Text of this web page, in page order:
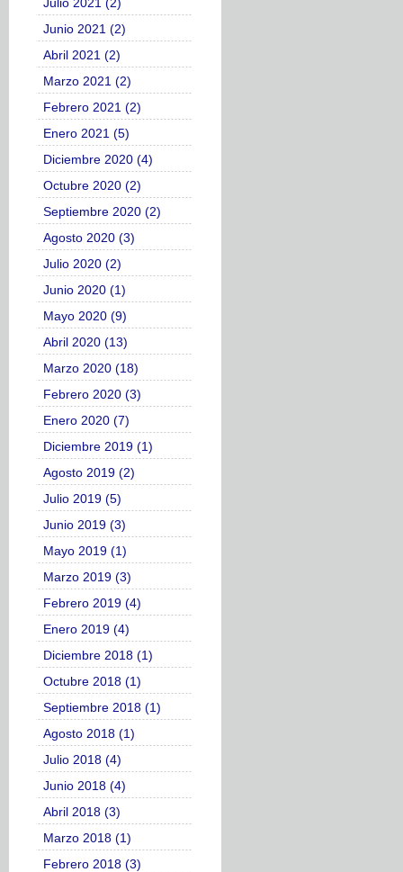
Junio 2021 (2)
Abril 2021 (2)
Marzo 2021 (2)
Febrero 2021 (2)
Enero 2021 (5)
Diciembre 2020 (4)
Octubre 2020 (2)
Septiembre 2020 (2)
Agosto 2020 (3)
Julio 2020 (2)
Junio 2020 (1)
Mayo 2020 (9)
Abril 2020 (13)
Marzo 2020 (18)
Febrero 2020 (3)
Enero 2020 (7)
Diciembre 2019 (1)
Agosto 2019 (2)
Julio 2019 (5)
Junio 2019 (3)
Mayo 2019 (1)
Marzo 2019 (3)
Febrero 2019 (4)
Enero 2019 (4)
Diciembre 2018 (1)
Octubre 2018 (1)
Septiembre 2018 (1)
Agosto 2018 (1)
Julio 2018 (4)
Junio 2018 (4)
Abril 2018 (3)
Marzo 2018 (1)
Febrero 2018 (3)